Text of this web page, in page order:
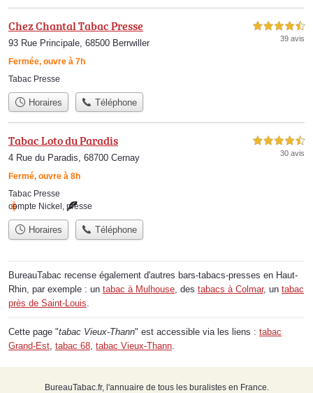
Chez Chantal Tabac Presse
93 Rue Principale, 68500 Berrwiller
Fermée, ouvre à 7h
4,5 étoiles sur 5
39 avis
Tabac Presse
Horaires Téléphone
Tabac Loto du Paradis
4 Rue du Paradis, 68700 Cernay
Fermé, ouvre à 8h
4,5 étoiles sur 5
30 avis
Tabac Presse
compte Nickel , presse
Horaires Téléphone
BureauTabac recense également d'autres bars-tabacs-presses en Haut-
Rhin, par exemple : un tabac à Mulhouse , des tabacs à Colmar, un tabac
près de Saint-Louis
Cette page "tabac Vieux-Thann" est accessible via les liens : tabac
Grand-Est tabac 68 tabac Vieux-Thann
BureauTabac.fr, l'annuaire de tous les buralistes en France.